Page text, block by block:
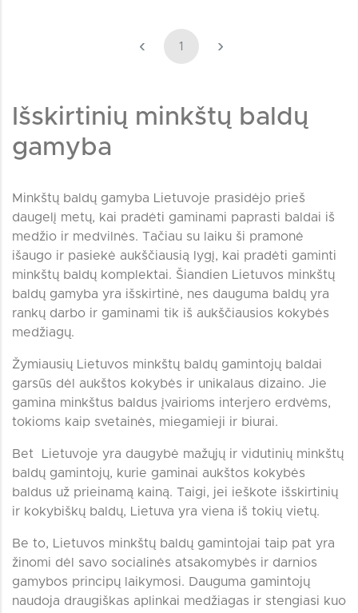
‹ 1 ›
Išskirtinių minkštų baldų
gamyba
Minkštų baldų gamyba Lietuvoje prasidėjo prieš
daugelį metų, kai pradėti gaminami paprasti baldai iš
medžio ir medvilnės. Tačiau su laiku ši pramonė
išaugo ir pasiekė aukščiausią lygį, kai pradėti gaminti
minkštų baldų komplektai. Šiandien Lietuvos minkštų
baldų gamyba yra išskirtinė, nes dauguma baldų yra
rankų darbo ir gaminami tik iš aukščiausios kokybės
medžiagų.
Žymiausių Lietuvos minkštų baldų gamintojų baldai
garsūs dėl aukštos kokybės ir unikalaus dizaino. Jie
gamina minkštus baldus įvairioms interjero erdvėms,
tokioms kaip svetainės, miegamieji ir biurai.
Bet Lietuvoje yra daugybė mažųjų ir vidutinių minkštų
baldų gamintojų, kurie gaminai aukštos kokybės
baldus už prieinamą kainą. Taigi, jei ieškote išskirtinių
ir kokybiškų baldų, Lietuva yra viena iš tokių vietų.
Be to, Lietuvos minkštų baldų gamintojai taip pat yra
žinomi dėl savo socialinės atsakomybės ir darnios
gamybos principų laikymosi. Dauguma gamintojų
naudoja draugiškas aplinkai medžiagas ir stengiasi kuo